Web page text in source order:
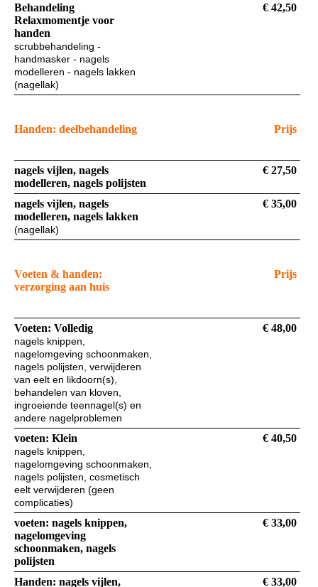
Behandeling
Relaxmomentje voor
handen
scrubbehandeling -
handmasker - nagels
modelleren - nagels lakken
(nagellak)
€ 42,50
Handen: deelbehandeling Prijs
nagels vijlen, nagels
modelleren, nagels polijsten
€ 27,50
nagels vijlen, nagels
modelleren, nagels lakken
(nagellak)
€ 35,00
Voeten & handen:
verzorging aan huis
Prijs
Voeten: Volledig
nagels knippen,
nagelomgeving schoonmaken,
nagels polijsten, verwijderen
van eelt en likdoorn(s),
behandelen van kloven,
ingroeiende teennagel(s) en
andere nagelproblemen
€ 48,00
voeten: Klein
nagels knippen,
nagelomgeving schoonmaken,
nagels polijsten, cosmetisch
eelt verwijderen (geen
complicaties)
€ 40,50
voeten: nagels knippen,
nagelomgeving
schoonmaken, nagels
polijsten
€ 33,00
Handen: nagels vijlen,
€ 33,00